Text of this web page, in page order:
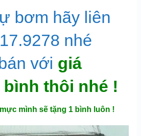
bơm hãy liên
nhé
với giá
bình thôi nhé !
mình sẽ tặng 1 bình luôn !